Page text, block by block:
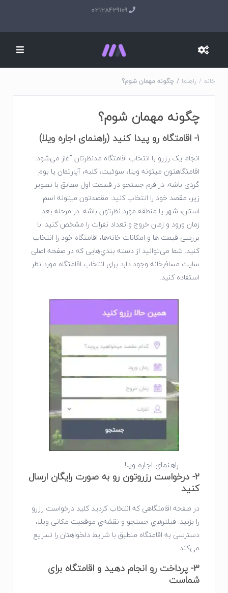
02128429109
خانه راهنما چگونه مهمان شوم؟
چگونه مهمان شوم؟
1- اقامتگاه رو پیدا کنید (راهنمای اجاره ویلا)
اﻧﺠﺎم ﯾﮏ رزرو ﺑﺎ اﻧﺘﺨﺎب اقامتگاه ﻣﺪﻧﻈﺮﺗﺎن آﻏﺎز ﻣﯽ‌ﺷﻮد.
اقامتگاهتون میتونه ویلا، سوئیت، کلبه، آپارتمان یا بوم
گردی باشه. در فرم جستجو در قسمت اول مطابق با تصویر
زیر، ﻣﻘﺼﺪ ﺧﻮد را اﻧﺘﺨﺎب ﮐنید. مقصدتون میتونه اسم
استان، شهر یا منطقه مورد نظرتون باشه. در مرحله بعد
زمان ورود و زمان خروج و تعداد نفرات را مشخص کنید. ﺑﺎ
ﺑﺮرﺳﯽ ﻗﯿﻤﺖ ﻫﺎ و اﻣﮑﺎﻧﺎت ﺧﺎﻧﻪ‌ﻫﺎ، اقامتگاه خود را اﻧﺘﺨﺎب
ﮐﻨﯿﺪ. ﺷﻤﺎ ﻣﯽ‌ﺗﻮاﻧﯿﺪ از دﺳﺘﻪ ﺑﻨﺪي‌ﻫﺎيی که در صفحه اصلی
سایت مسافرخانه وجود دارد برای انتخاب اقامتگاه مورد نظر
استفاده کنید.
راهنمای اجاره ویلا
2- درخواست رزروتون رو به صورت رایگان ارسال
کنید
در صفحه اقامتگاهی که انتخاب کردید کلید درخواست رزرو
را بزنید. ﻓﯿﻠﺘﺮﻫﺎي ﺟﺴﺘﺠﻮ و ﻧﻘﺸﻪ‌ي ﻣﻮﻗﻌﯿﺖ ﻣﮑﺎﻧﯽ وﯾﻼ،
دﺳﺘﺮﺳﯽ ﺑﻪ اﻗﺎﻣﺘﮕﺎه ﻣﻨﻄﺒﻖ ﺑﺎ ﺷﺮاﯾﻂ دﻟﺨﻮاﻫﺘﺎن را ﺗﺴﺮﯾﻊ
می‌کند.
3- پرداخت رو انجام دهید و اقامتگاه برای
شماست